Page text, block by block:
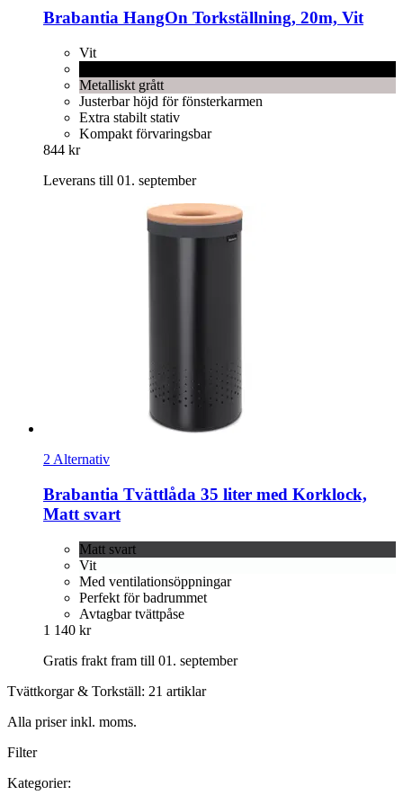
Brabantia HangOn Torkställning, 20m, Vit
Vit
Metalliskt grått
Justerbar höjd för fönsterkarmen
Extra stabilt stativ
Kompakt förvaringsbar
844 kr
Leverans till 01. september
2 Alternativ
Brabantia Tvättlåda 35 liter med Korklock,
Matt svart
Matt svart
Vit
Med ventilationsöppningar
Perfekt för badrummet
Avtagbar tvättpåse
1 140 kr
Gratis frakt fram till 01. september
Tvättkorgar & Torkställ: 21 artiklar
Alla priser inkl. moms.
Filter
Kategorier: